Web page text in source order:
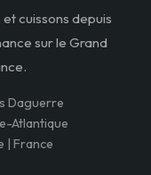
cuissons depuis
sur le Grand
Daguerre
Atlantique
| France